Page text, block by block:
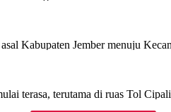
embed from
embed from